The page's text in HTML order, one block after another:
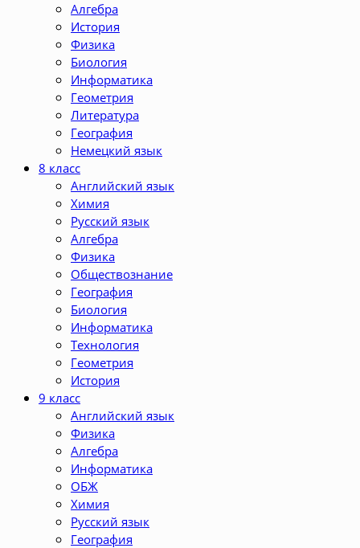
Алгебра
История
Физика
Биология
Информатика
Геометрия
Литература
География
Немецкий язык
8 класс
Английский язык
Химия
Русский язык
Алгебра
Физика
Обществознание
География
Биология
Информатика
Технология
Геометрия
История
9 класс
Английский язык
Физика
Алгебра
Информатика
ОБЖ
Химия
Русский язык
География